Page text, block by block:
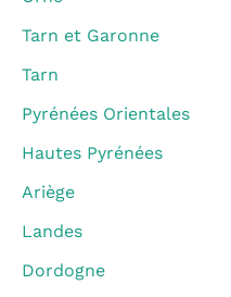
Tarn et Garonne
Tarn
Pyrénées Orientales
Hautes Pyrénées
Ariège
Landes
Dordogne